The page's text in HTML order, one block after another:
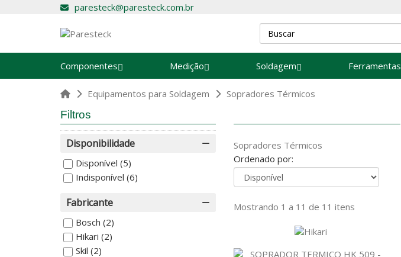
paresteck@paresteck.com.br
Componentes Medição Soldagem Ferramentas
Equipamentos para Soldagem Sopradores Térmicos
Filtros
Disponibilidade
Disponível (5)
Indisponível (6)
Fabricante
Bosch (2)
Hikari (2)
Skil (2)
Sopradores Térmicos
Ordenado por:
Mostrando 1 a 11 de 11 itens